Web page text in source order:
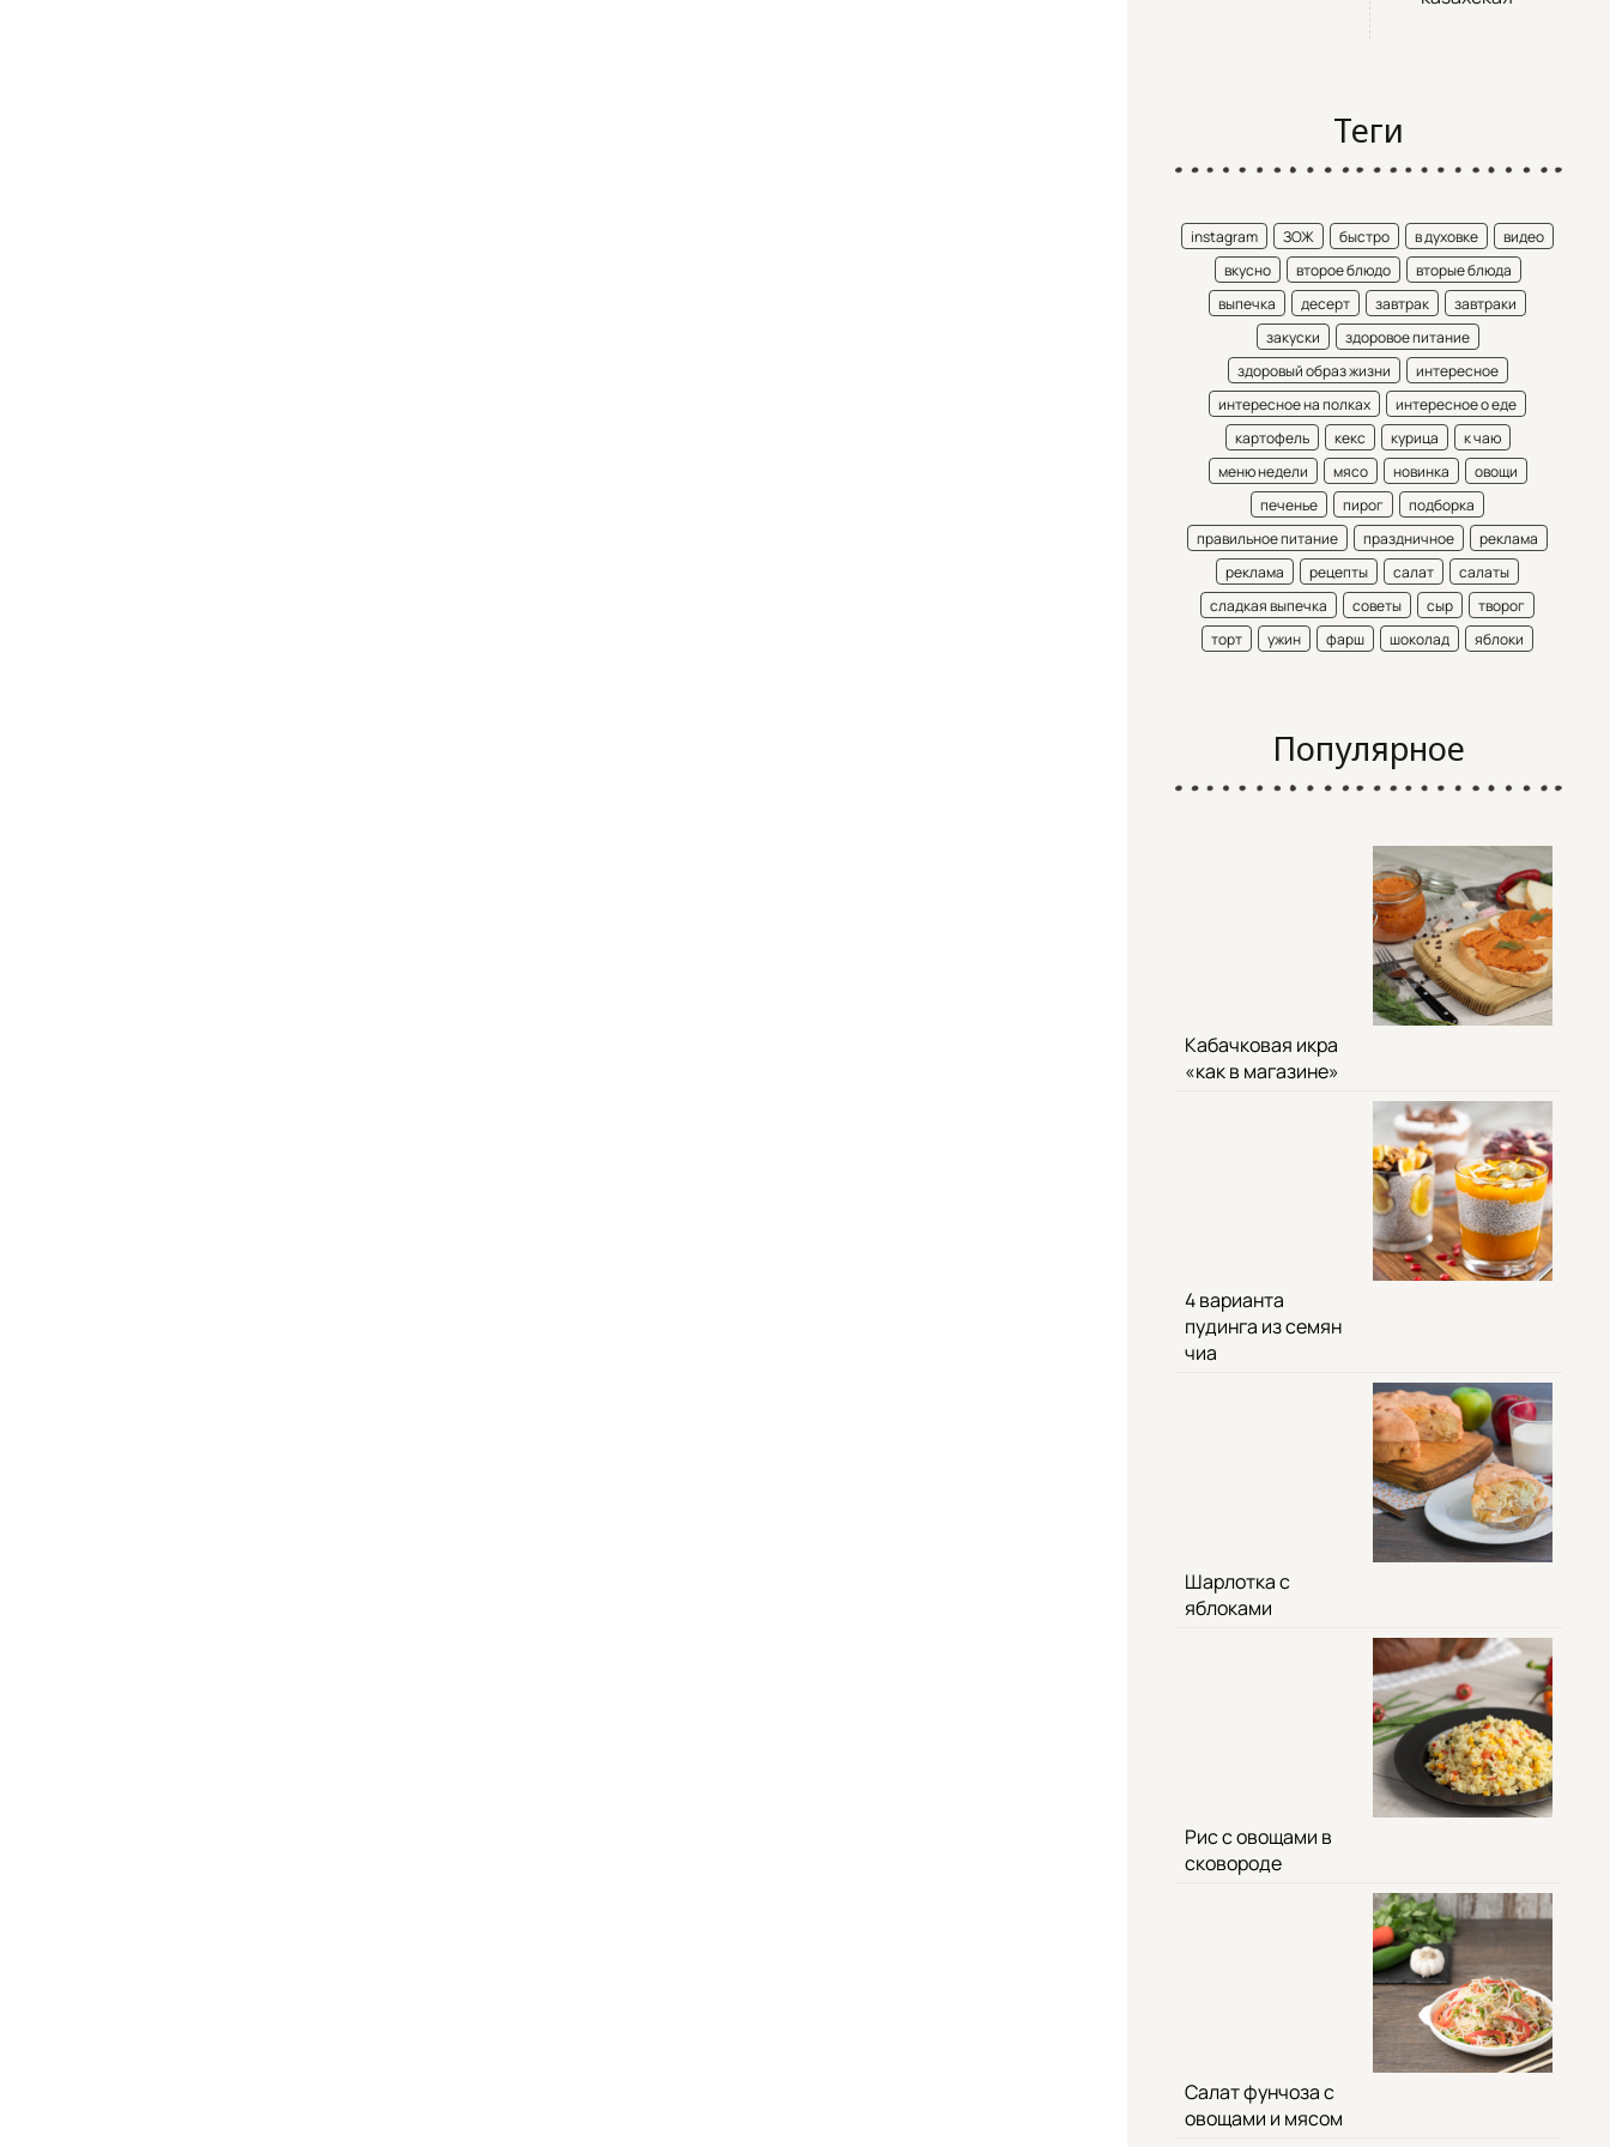
Теги
instagram ЗОЖ быстро в духовке
видео
вкусно
второе блюдо
вторые блюда
выпечка
десерт завтрак
завтраки
закуски
здоровое питание
здоровый образ жизни
интересное
интересное на полках
интересное о еде
картофель
кекс курица
к чаю
меню недели
мясо новинка
овощи
печенье
пирог
подборка
правильное питание
праздничное
реклама
реклама
рецепты салат
салаты
сладкая выпечка
советы сыр
творог
торт
ужин фарш шоколад яблоки
Популярное
Кабачковая икра
«как в магазине»
4 варианта
пудинга из семян
чиа
Шарлотка с
яблоками
Рис с овощами в
сковороде
Салат фунчоза с
овощами и мясом